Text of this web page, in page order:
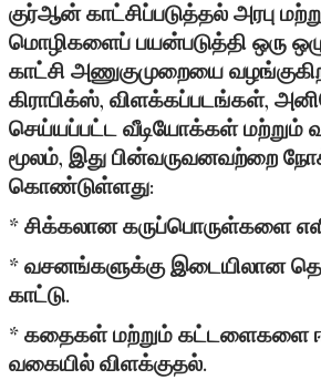
குர்ஆன் காட்சிப்படுத்தல் அரபு
மொழிகளைப் பயன்படுத்தி ஒரு
காட்சி அணுகுமுறையை
கிராபிக்ஸ், விளக்கப்படங்கள்,
செய்யப்பட்ட வீடியோக்கள் மற்றும்
மூலம், இது பின்வருவனவற்றை
கொண்டுள்ளது:
* சிக்கலான கருப்பொருள்களை
* வசனங்களுக்கு இடையிலான
காட்டு.
* கதைகள் மற்றும் கட்டளைகளை
வகையில் விளக்குதல்.